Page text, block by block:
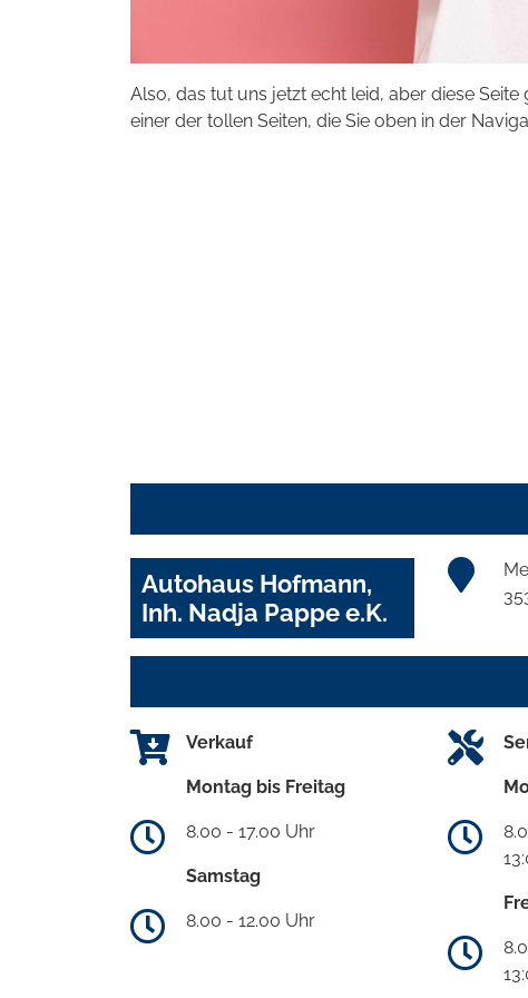
Also, das tut uns jetzt echt leid, aber diese
einer der tollen Seiten, die Sie oben in der
Autohaus Hofmann,
Inh. Nadja Pappe e.K.
Verkauf
Montag bis Freitag
8.00 - 17.00 Uhr
Samstag
8.00 - 12.00 Uhr